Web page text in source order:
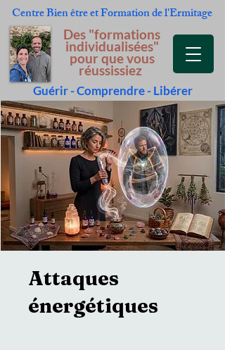
Centre Bien être et Formationde l'Ermitage
Guérir - Comprendre - Libérer
Des "formations
individualisées"
pour que vous
réussissiez
Attaques
énergétiques